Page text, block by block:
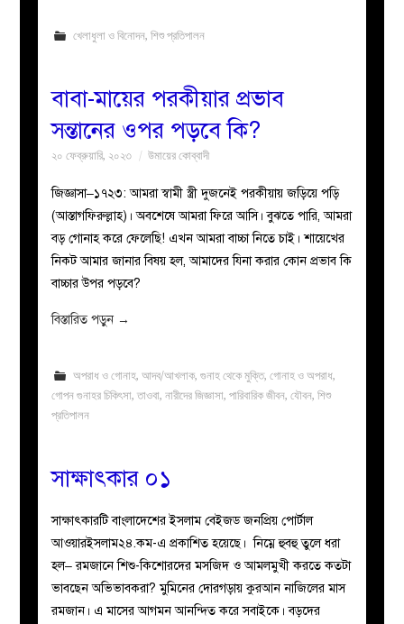
খেলাধুলা ও বিনোদন, শিশু প্রতিপালন
বাবা-মায়ের পরকীয়ার প্রভাব
সন্তানের ওপর পড়বে কি?
২০ ফেব্রুয়ারি, ২০২৩ উমায়ের কোব্বাদী
জিজ্ঞাসা–১৭২৩: আমরা স্বামী স্ত্রী দুজনেই পরকীয়ায় জড়িয়ে পড়ি
(আস্তাগফিরুল্লাহ)। অবশেষে আমরা ফিরে আসি। বুঝতে পারি, আমরা
বড় গোনাহ করে ফেলেছি! এখন আমরা বাচ্চা নিতে চাই। শায়েখের
নিকট আমার জানার বিষয় হল, আমাদের যিনা করার কোন প্রভাব কি
বাচ্চার উপর পড়বে?
বিস্তারিত পড়ুন →
অপরাধ ও গোনাহ, আদব/আখলাক, গুনাহ থেকে মুক্তি, গোনাহ ও অপরাধ,
গোপন গুনাহর চিকিৎসা,তাওবা,নারীদের জিজ্ঞাসা,পারিবারিক জীবন,যৌবন,শিশু
প্রতিপালন
সাক্ষাৎকার ০১
সাক্ষাৎকারটি বাংলাদেশের ইসলাম বেইজড জনপ্রিয় পোর্টাল
আওয়ারইসলাম২৪.কম-এ প্রকাশিত হয়েছে। নিম্নে হুবহু তুলে ধরা
হল– রমজানে শিশু-কিশোরদের মসজিদ ও আমলমুখী করতে কতটা
ভাবছেন অভিভাবকরা? মুমিনের দোরগড়ায় কুরআন নাজিলের মাস
রমজান। এ মাসের আগমন আনন্দিত করে সবাইকে। বড়দের